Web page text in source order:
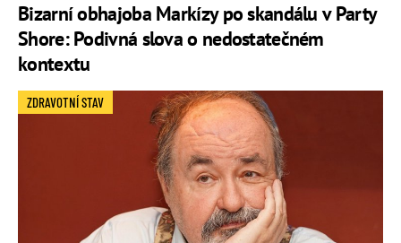
Bizarní obhajoba Markízy po skandálu v Party
Shore: Podivná slova o nedostatečném
kontextu
ZDRAVOTNÍ STAV